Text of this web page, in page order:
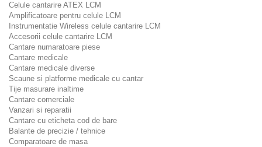
Celule cantarire ATEX LCM
Amplificatoare pentru celule LCM
Instrumentatie Wireless celule cantarire LCM
Accesorii celule cantarire LCM
Cantare numaratoare piese
Cantare medicale
Cantare medicale diverse
Scaune si platforme medicale cu cantar
Tije masurare inaltime
Cantare comerciale
Vanzari si reparatii
Cantare cu eticheta cod de bare
Balante de precizie / tehnice
Comparatoare de masa